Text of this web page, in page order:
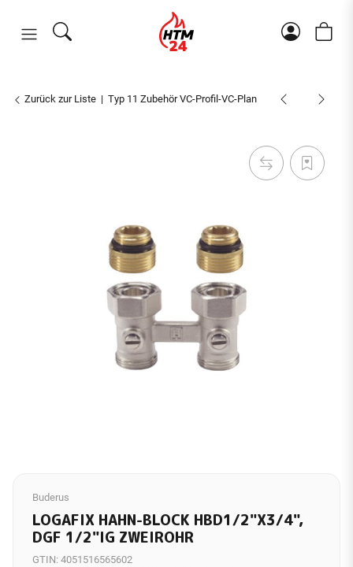
Zurück zur Liste Typ 11 Zubehör VC-Profil-VC-Plan
Buderus
LOGAFIX HAHN-BLOCK HBD1/2"X3/4",
DGF 1/2"IG ZWEIROHR
GTIN: 4051516565602